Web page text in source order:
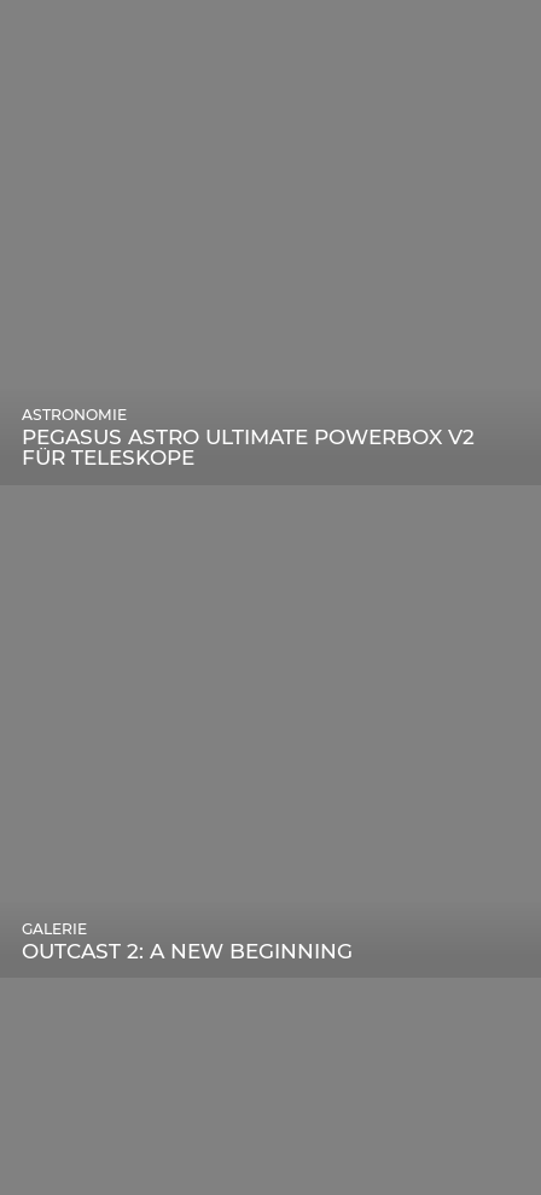
PEGASUS ASTRO ULTIMATE POWERBOX V2
FÜR TELESKOPE
ASTRONOMIE
OUTCAST 2: A NEW BEGINNING
GALERIE